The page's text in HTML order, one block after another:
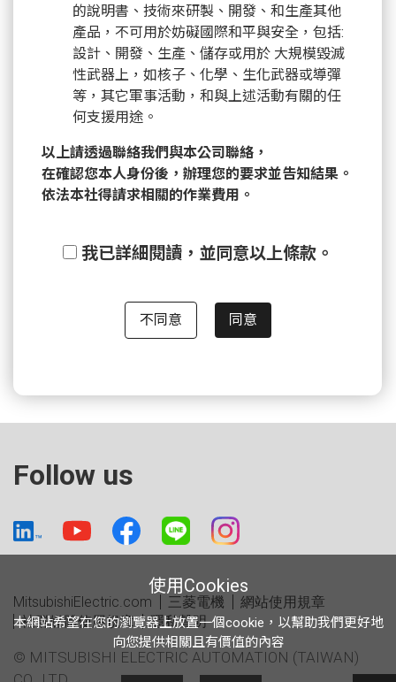
的說明書、技術來研製、開發、和生產其他
產品，不可用於妨礙國際和平與安全，包括:
設計、開發、生產、儲存或用於 大規模毀滅
性武器上，如核子、化學、生化武器或導彈
等，其它軍事活動，和與上述活動有關的任
何支援用途。
以上請透過聯絡我們與本公司聯絡，
在確認您本人身份後，辦理您的要求並告知結果。
依法本社得請求相關的作業費用。
我已詳細閱讀，並同意以上條款。
不同意 同意
Follow us
MitsubishiElectric.com 三菱電機
網站使用規章
社群媒體使用規章
隱私聲明
© MITSUBISHI ELECTRIC AUTOMATION (TAIWAN)
使用Cookies
本網站希望在您的瀏覽器上放置一個cookie，以幫助我們更好地
向您提供相關且有價值的內容